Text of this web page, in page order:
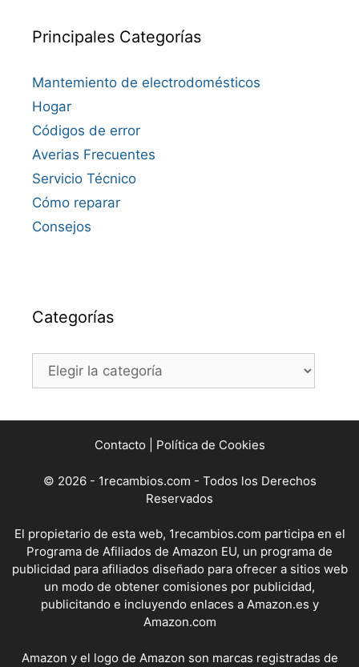
Principales Categorías
Mantemiento de electrodomésticos
Hogar
Códigos de error
Averias Frecuentes
Servicio Técnico
Cómo reparar
Consejos
Categorías
Categorías
Contacto Política de Cookies
© 2026 - 1recambios.com - Todos los Derechos
Reservados
El propietario de esta web, 1recambios.com participa en el
Programa de Afiliados de Amazon EU, un programa de
publicidad para afiliados diseñado para ofrecer a sitios web
un modo de obtener comisiones por publicidad,
publicitando e incluyendo enlaces a Amazon.es y
Amazon.com
Amazon y el logo de Amazon son marcas registradas de